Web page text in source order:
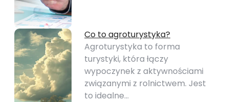
Co to agroturystyka?
Agroturystyka to forma
turystyki, która łączy
wypoczynek z aktywnościami
związanymi z rolnictwem. Jest
to idealne…